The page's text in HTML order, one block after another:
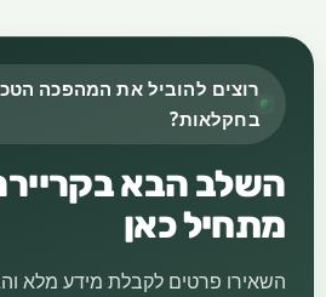
רוצים להוביל את המהפכה
בחקלאות?
השלב הבא
מתחיל כאן
השאירו פרטים לקבלת מידע מלא